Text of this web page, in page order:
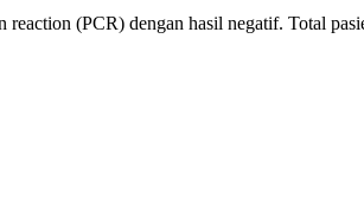
reaction (PCR) dengan hasil negatif. Total